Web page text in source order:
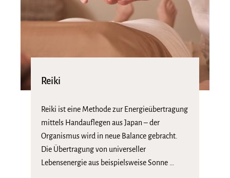
Reiki
Reiki ist eine Methode zur Energieübertragung
mittels Handauflegen aus Japan – der
Organismus wird in neue Balance gebracht.
Die Übertragung von universeller
Lebensenergie aus beispielsweise Sonne …